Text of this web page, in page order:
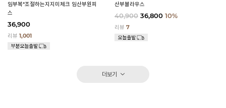
임부복*조절하는지지미체크 임산부원피
스
36,900
리뷰 1,001
산부블라우스
40,900 36,800 10%
리뷰 7
더보기